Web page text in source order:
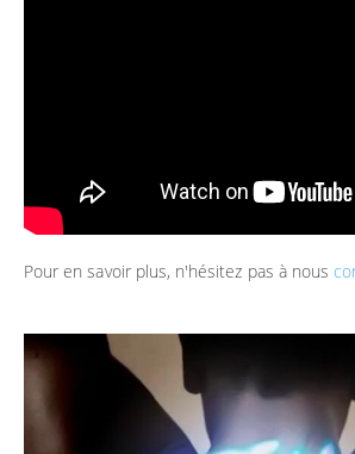
Pour en savoir plus, n'hésitez pas à nous